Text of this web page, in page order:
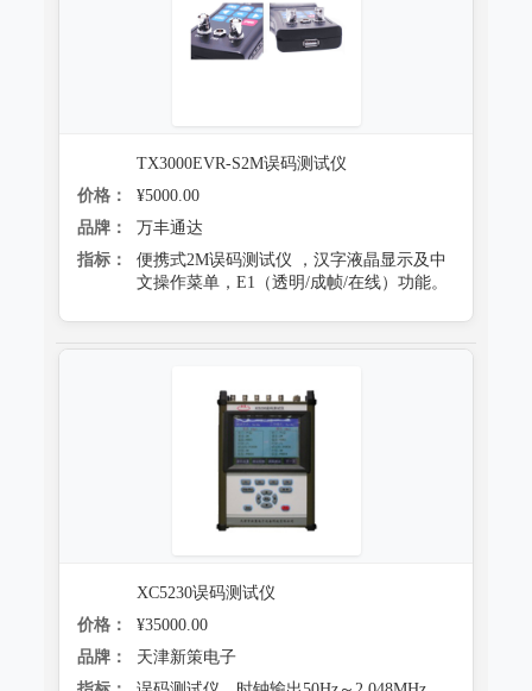
TX3000EVR-S2M误码测试仪
价格：
¥5000.00
品牌：
万丰通达
指标：
便携式2M误码测试仪 ，汉字液晶显示及中
文操作菜单，E1（透明/成帧/在线）功能。
XC5230误码测试仪
价格：
¥35000.00
品牌：
天津新策电子